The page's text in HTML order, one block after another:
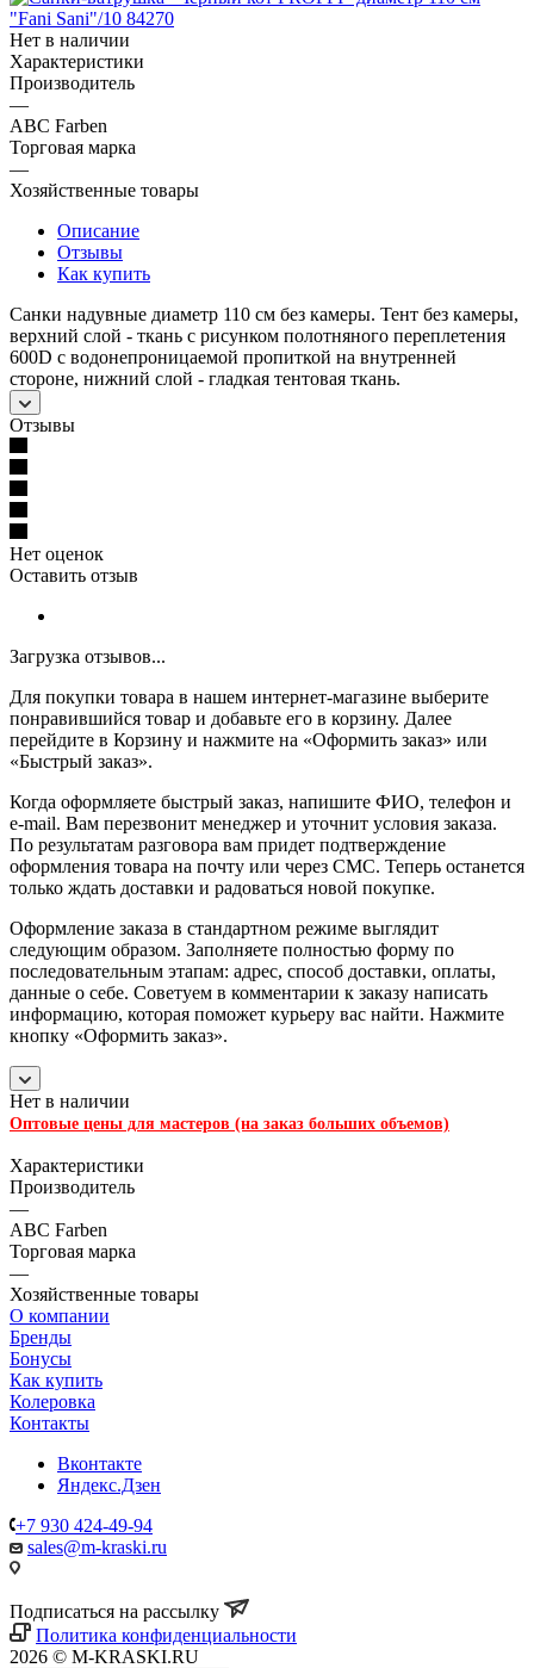
Нет в наличии
Характеристики
Производитель
—
ABC Farben
Торговая марка
—
Хозяйственные товары
Описание
Отзывы
Как купить
Санки надувные диаметр 110 см без камеры. Тент без камеры,
верхний слой - ткань с рисунком полотняного переплетения
600D с водонепроницаемой пропиткой на внутренней
стороне, нижний слой - гладкая тентовая ткань.
Отзывы
Нет оценок
Оставить отзыв
Загрузка отзывов...
Для покупки товара в нашем интернет-магазине выберите
понравившийся товар и добавьте его в корзину. Далее
перейдите в Корзину и нажмите на «Оформить заказ» или
«Быстрый заказ».
Когда оформляете быстрый заказ, напишите ФИО, телефон и
e-mail. Вам перезвонит менеджер и уточнит условия заказа.
По результатам разговора вам придет подтверждение
оформления товара на почту или через СМС. Теперь останется
только ждать доставки и радоваться новой покупке.
Оформление заказа в стандартном режиме выглядит
следующим образом. Заполняете полностью форму по
последовательным этапам: адрес, способ доставки, оплаты,
данные о себе. Советуем в комментарии к заказу написать
информацию, которая поможет курьеру вас найти. Нажмите
кнопку «Оформить заказ».
Нет в наличии
Оптовые цены для мастеров (на заказ больших объемов)
Характеристики
Производитель
—
ABC Farben
Торговая марка
—
Хозяйственные товары
О компании
Бренды
Бонусы
Как купить
Колеровка
Контакты
Вконтакте
Яндекс.Дзен
+7 930 424-49-94
sales@m-kraski.ru
Подписаться на рассылку
Политика конфиденциальности
2026 © M-KRASKI.RU